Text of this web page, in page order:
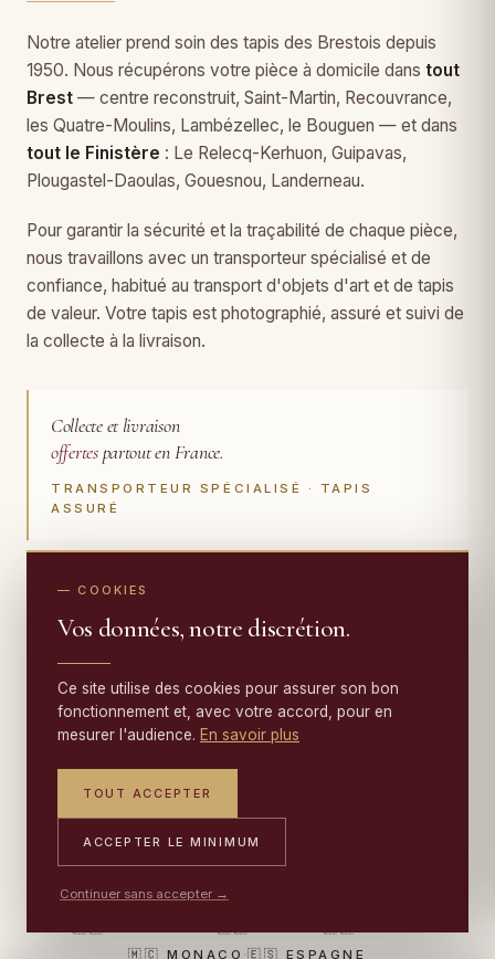
Notre atelier prend soin des tapis des Brestois depuis
1950. Nous récupérons votre pièce à domicile dans tout
Brest — centre reconstruit, Saint-Martin, Recouvrance,
les Quatre-Moulins, Lambézellec, le Bouguen — et dans
tout le Finistère : Le Relecq-Kerhuon, Guipavas,
Plougastel-Daoulas, Gouesnou, Landerneau.
Pour garantir la sécurité et la traçabilité de chaque pièce,
nous travaillons avec un transporteur spécialisé et de
confiance, habitué au transport d'objets d'art et de tapis
de valeur. Votre tapis est photographié, assuré et suivi de
la collecte à la livraison.
Collecte et livraison
offertespartout en France.
TRANSPORTEUR SPÉCIALISÉ · TAPIS
ASSURÉ
CHARGE
PORTABLE06 17 59 32 54
ATELIER 09 50 91 88 85
S
France
ATELIER FAMILIAL · DEPUIS 1950
PAYS VILLES FRANÇAISES
🇫🇷 FRANCE·🇧🇪 BELGIQUE
🇲🇨 MONACO ·🇪🇸 ESPAGNE
— COOKIES
Vos données, notre discrétion.
Ce site utilise des cookies pour assurer son bon
fonctionnement et, avec votre accord, pour en
mesurer l'audience. En savoir plus
TOUT ACCEPTER
ACCEPTER LE MINIMUM
Continuer sans accepter →